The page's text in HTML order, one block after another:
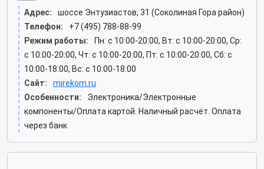
Адрес:
шоссе Энтузиастов, 31 (Соколиная Гора район)
Телефон:
+7 (495) 788-88-99
Режим работы:
Пн: c 10:00-20:00, Вт: c 10:00-20:00, Ср:
c 10:00-20:00, Чт: c 10:00-20:00, Пт: c 10:00-20:00, Сб: c
10:00-18:00, Вс: c 10:00-18:00
Сайт:
mirekom.ru
Особенности:
Электроника/Электронные
компоненты/Оплата картой. Наличный расчёт. Оплата
через банк